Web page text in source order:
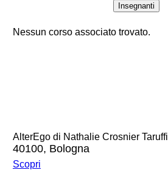
Insegnanti
Nessun corso associato trovato.
AlterEgo di Nathalie Crosnier Taruffi
40100, Bologna
Scopri